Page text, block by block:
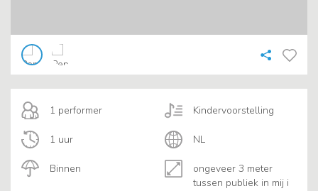
1 performer
Binnen
Kindervoorstelling
1 uur
ongeveer 3 meter
tussen publiek in mij i
NL